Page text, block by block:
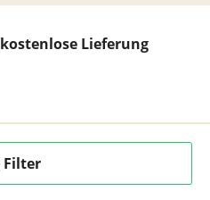
Lieferung
Filter